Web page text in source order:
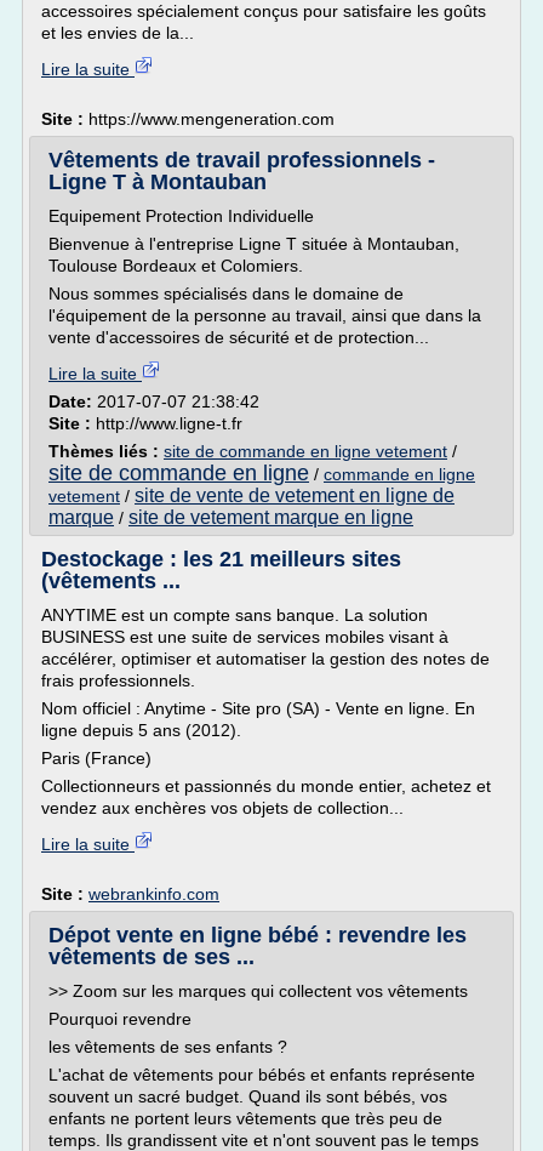
accessoires spécialement conçus pour satisfaire les goûts
et les envies de la...
Lire la suite
Site : https://www.mengeneration.com
Vêtements de travail professionnels -
Ligne T à Montauban
Equipement Protection Individuelle
Bienvenue à l'entreprise Ligne T située à Montauban,
Toulouse Bordeaux et Colomiers.
Nous sommes spécialisés dans le domaine de
l'équipement de la personne au travail, ainsi que dans la
vente d'accessoires de sécurité et de protection...
Lire la suite
Date: 2017-07-07 21:38:42
Site : http://www.ligne-t.fr
Thèmes liés : site de commande en ligne vetement /
site de commande en ligne / commande en ligne
vetement / site de vente de vetement en ligne de
marque / site de vetement marque en ligne
Destockage : les 21 meilleurs sites
(vêtements ...
ANYTIME est un compte sans banque. La solution
BUSINESS est une suite de services mobiles visant à
accélérer, optimiser et automatiser la gestion des notes de
frais professionnels.
Nom officiel : Anytime - Site pro (SA) - Vente en ligne. En
ligne depuis 5 ans (2012).
Paris (France)
Collectionneurs et passionnés du monde entier, achetez et
vendez aux enchères vos objets de collection...
Lire la suite
Site : webrankinfo.com
Dépot vente en ligne bébé : revendre les
vêtements de ses ...
>> Zoom sur les marques qui collectent vos vêtements
Pourquoi revendre
les vêtements de ses enfants ?
L'achat de vêtements pour bébés et enfants représente
souvent un sacré budget. Quand ils sont bébés, vos
enfants ne portent leurs vêtements que très peu de
temps. Ils grandissent vite et n'ont souvent pas le temps